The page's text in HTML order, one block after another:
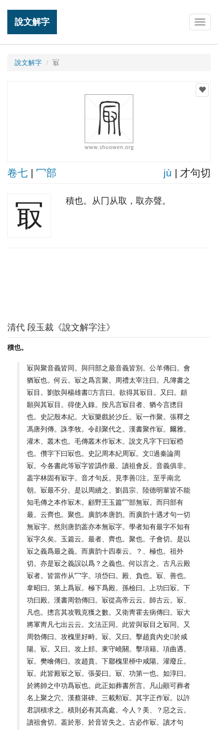
說文解字
說文解字 冣
卷七 | 冖部 jù | 才句切
冣 積也。从冂从取，取亦聲。
清代 段玉裁《說文解字注》
積也。
冣與聚音義皆同。與冃部之最音義皆別。公羊傳曰。會
猶冣也。何云。冣之爲言聚。周禮太宰注曰。凡簿書之
冣目。劉歆與楊雄書𡩡方言曰。欲得其冣目。又曰。頗
願與其冣目。得使入錄。按凡言冣目者、猶今言摠目
也。史記殷本紀。大冣樂戲於沙丘。冣一作聚。張釋之
馮唐列傳。誅李牧。令顔聚代之。漢書聚作冣。爾雅。
灌木、叢木也。毛傳叢木作冣木。說文凡字下曰冣桰
也。儹字下曰冣也。史記周本紀周冣。文𨕖過秦論周
冣。今各書此等冣字皆譌作最。讀祖會反。音義俱非。
葢字林固有冣字。音才句反。見李善𨕖注。至乎南北
朝。冣最不分。是以周續之、劉昌宗、陸德明輩皆不能
知毛傳之本作冣木。顧野王玉篇冖部無冣。而冃部有
最。云齊也。聚也。廣韵本唐韵。而廣韵十遇才句一切
無冣字。然則唐韵葢亦本無冣字。學者知有最字不知有
冣字久矣。玉篇云。最者、齊也。聚也。子會切。是以
冣之義爲最之義。而廣韵十四泰云。？、極也。祖外
切。亦是冣之義誤以爲？之義也。何以言之。古凡云殿
冣者。皆當作从冖字。項岱曰。殿、負也。冣、善也。
韋昭曰。第上爲冣。極下爲殿。孫檢曰。上功曰冣。下
功曰殿。漢書周勃傳曰。冣從高帝云云。師古云。冣、
凡也。摠言其攻戰克獲之數。又衛靑霍去病傳曰。冣大
將軍靑凡七出云云。文法正同。此皆與冣目之冣同。又
周勃傳曰。攻槐里好畤。冣。又曰。擊趙賁內史𠈃於咸
陽。冣。又曰。攻上邽。東守嶢關。擊項籍。項曲遇。
冣。樊噲傳曰。攻趙賁。下郿槐里桺中咸陽。灌廢丘。
冣。此皆殿冣之冣。張晏曰。冣、功第一也。如淳曰。
於將帥之中功爲冣也。此正如葬書所言。凡山顚可葬者
名上聚之穴。漢蔡湛碑。三載勲冣。其字正作冣。以許
君訓積求之。積則必有其高處。今人？美、？惡之云。
讀祖會切。葢於形、於音皆失之。古必作冣。讀才句